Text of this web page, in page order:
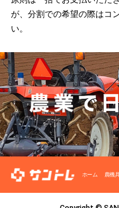
が、分割での希望の際はコ
い。
ホーム 農機